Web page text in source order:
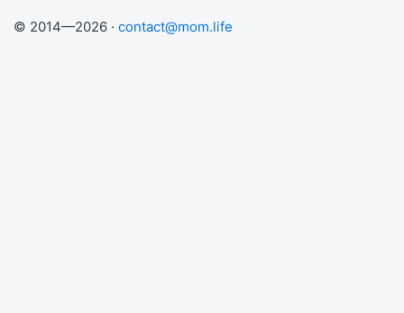
© 2014—2026 · contact@mom.life